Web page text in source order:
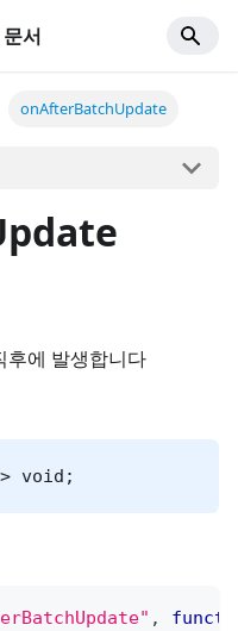
서
onAfterBatchUpdate
에 발생합니다
void;
,